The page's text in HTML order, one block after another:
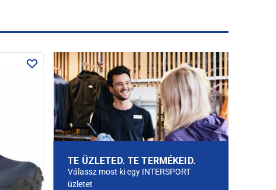
TE ÜZLETED. TE TERMÉKEID.
Válassz most ki egy INTERSPORT
üzletet